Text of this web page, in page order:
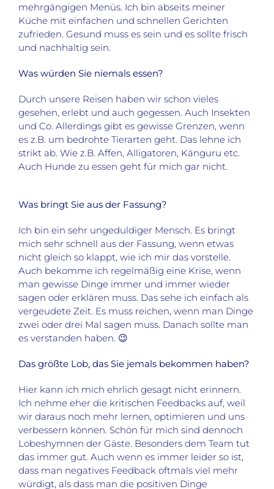
mehrgängigen Menüs. Ich bin abseits meiner
Küche mit einfachen und schnellen Gerichten
zufrieden. Gesund muss es sein und es sollte frisch
und nachhaltig sein.
Was würden Sie niemals essen?
Durch unsere Reisen haben wir schon vieles
gesehen, erlebt und auch gegessen. Auch Insekten
und Co. Allerdings gibt es gewisse Grenzen, wenn
es z.B. um bedrohte Tierarten geht. Das lehne ich
strikt ab. Wie z.B. Affen, Alligatoren, Känguru etc.
Auch Hunde zu essen geht für mich gar nicht.
Was bringt Sie aus der Fassung?
Ich bin ein sehr ungeduldiger Mensch. Es bringt
mich sehr schnell aus der Fassung, wenn etwas
nicht gleich so klappt, wie ich mir das vorstelle.
Auch bekomme ich regelmäßig eine Krise, wenn
man gewisse Dinge immer und immer wieder
sagen oder erklären muss. Das sehe ich einfach als
vergeudete Zeit. Es muss reichen, wenn man Dinge
zwei oder drei Mal sagen muss. Danach sollte man
es verstanden haben. 😉
Das größte Lob, das Sie jemals bekommen haben?
Hier kann ich mich ehrlich gesagt nicht erinnern.
Ich nehme eher die kritischen Feedbacks auf, weil
wir daraus noch mehr lernen, optimieren und uns
verbessern können. Schön für mich sind dennoch
Lobeshymnen der Gäste. Besonders dem Team tut
das immer gut. Auch wenn es immer leider so ist,
dass man negatives Feedback oftmals viel mehr
würdigt, als dass man die positiven Dinge